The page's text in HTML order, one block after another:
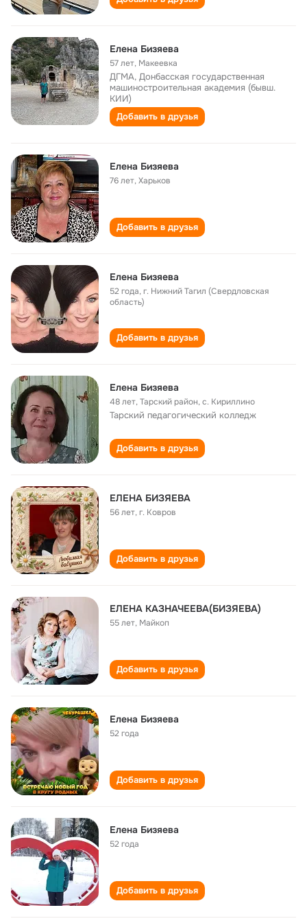
Елена Бизяева
57 лет, Макеевка
ДГМА, Донбасская государственная
машиностроительная академия (бывш.
КИИ)
Добавить в друзья
Елена Бизяева
76 лет,Харьков
Добавить в друзья
Елена Бизяева
52 года,г. Нижний Тагил (Свердловская
область)
Добавить в друзья
Елена Бизяева
48 лет,Тарский район, с. Кириллино
Тарский педагогический колледж
Добавить в друзья
ЕЛЕНА БИЗЯЕВА
56 лет,г. Ковров
Добавить в друзья
ЕЛЕНА КАЗНАЧЕЕВА(БИЗЯЕВА)
55 лет, Майкоп
Добавить в друзья
Елена Бизяева
52 года
Добавить в друзья
Елена Бизяева
52 года
Добавить в друзья